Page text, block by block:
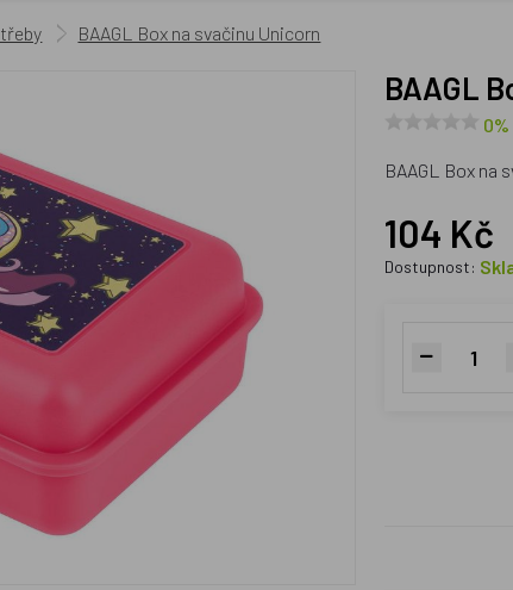
BAAGL Box na svačinu Unicorn
BAAGL
0%
BAAGL Box na
104 Kč
Dostupnost: